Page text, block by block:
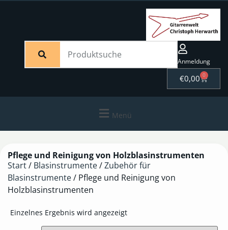
Anmeldung
€0,00 0
Menü
Pflege und Reinigung von Holzblasinstrumenten
Start/ Blasinstrumente/Zubehör für
Blasinstrumente/ Pflege und Reinigung von
Holzblasinstrumenten
Einzelnes Ergebnis wird angezeigt